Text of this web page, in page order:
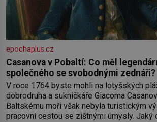
epochaplus.cz
Casanova v Pobaltí: Co měl
společného se svobodnými zednáři?
V roce 1764 byste mohli na lotyšských
dobrodruha a sukničkáře Giacoma
Baltskému moři však nebyla turistickým
pracovní cestou se zištnými úmysly. Jaký